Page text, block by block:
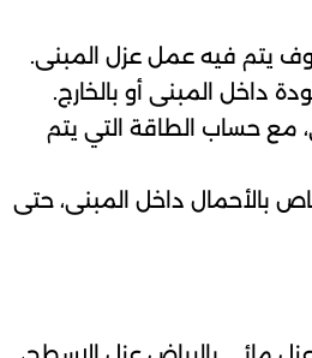
يتم فيه عمل عزل المبنى.
داخل المبنى أو بالخارج.
مع حساب الطاقة التي يتم
بالأحمال داخل المبنى، حتى